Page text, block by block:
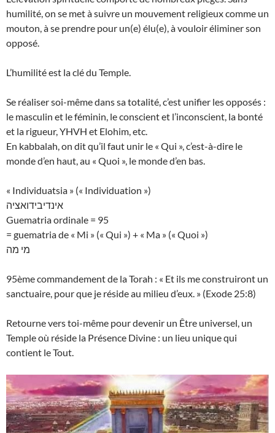
humilité, on se met à suivre un mouvement religieux comme un
mouton, à se prendre pour un(e) élu(e), à vouloir éliminer son
opposé.
L’humilité est la clé du Temple.
Se réaliser soi-même dans sa totalité, c’est unifier les opposés :
le masculin et le féminin, le conscient et l’inconscient, la bonté
et la rigueur, YHVH et Elohim, etc.
En kabbalah, on dit qu’il faut unir le « Qui », c’est-à-dire le
monde d’en haut, au « Quoi », le monde d’en bas.
« Individuatsia » (« Individuation »)
אינדיבידואציה
Guematria ordinale = 95
= guematria de « Mi » (« Qui ») + « Ma » (« Quoi »)
מי מה
95ème commandement de la Torah : « Et ils me construiront un
sanctuaire, pour que je réside au milieu d’eux. » (Exode 25:8)
Retourne vers toi-même pour devenir un Être universel, un
Temple où réside la Présence Divine : un lieu unique qui
contient le Tout.